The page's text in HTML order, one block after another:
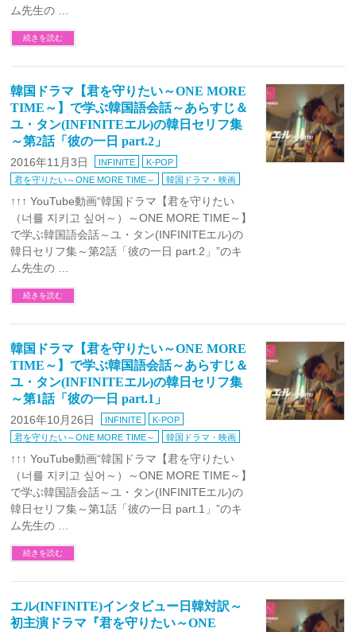
ム先生の …
続きを読む
韓国ドラマ【君を守りたい～ONE MORE
TIME～】で学ぶ韓国語会話～あらすじ＆
ユ・タン(INFINITEエル)の韓日セリフ集
～第2話「彼の一日 part.2」
2016年11月3日 INFINITE
K-POP
君を守りたい～ONE MORE TIME～
韓国ドラマ・映画
↑↑↑ YouTube動画“韓国ドラマ【君を守りたい
（너를 지키고 싶어～）～ONE MORE TIME～】
で学ぶ韓国語会話～ユ・タン(INFINITEエル)の
韓日セリフ集～第2話「彼の一日 part.2」”のキ
ム先生の …
続きを読む
韓国ドラマ【君を守りたい～ONE MORE
TIME～】で学ぶ韓国語会話～あらすじ＆
ユ・タン(INFINITEエル)の韓日セリフ集
～第1話「彼の一日 part.1」
2016年10月26日 INFINITE
K-POP
君を守りたい～ONE MORE TIME～
韓国ドラマ・映画
↑↑↑ YouTube動画“韓国ドラマ【君を守りたい
（너를 지키고 싶어～）～ONE MORE TIME～】
で学ぶ韓国語会話～ユ・タン(INFINITEエル)の
韓日セリフ集～第1話「彼の一日 part.1」”のキ
ム先生の …
続きを読む
エル(INFINITE)インタビュー日韓対訳～
初主演ドラマ『君を守りたい～ONE